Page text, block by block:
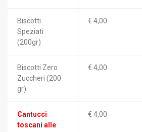
Biscotti
Speziati
(200gr)
€ 4,00
Biscotti Zero
Zuccheri (200
gr)
€ 4,00
Cantucci
toscani alle
€ 4,00